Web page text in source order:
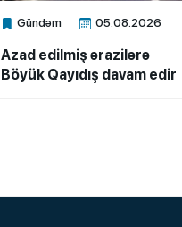
Gündəm 05.08.2026
Xalq.Online
Azad edilmiş ərazilərə
Böyük Qayıdış davam edir